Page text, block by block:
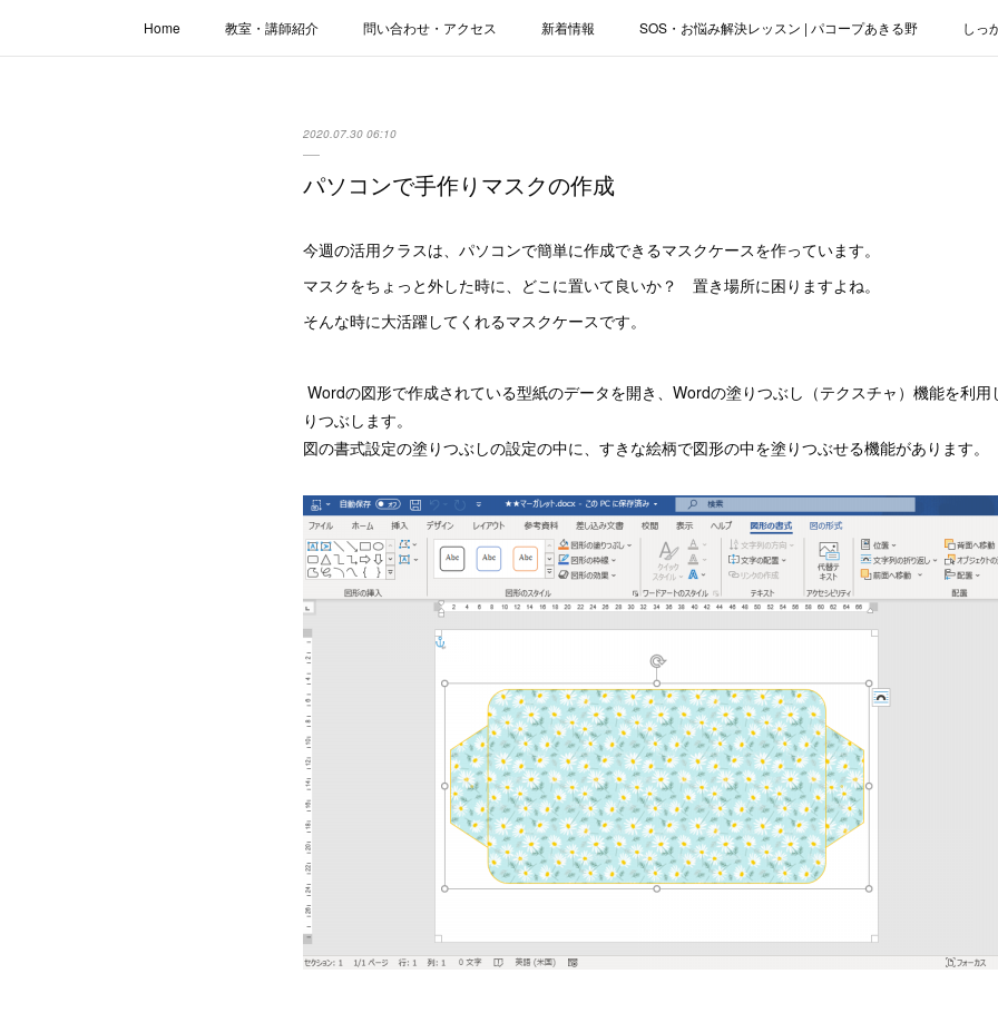
Home 教室・講師紹介 問い合わせ・アクセス 新着情報 SOS・お悩み解決レッスン | パコープあきる野 しっ
2020.07.30 06:10
パソコンで手作りマスクの作成
今週の活用クラスは、パソコンで簡単に作成できるマスクケースを作っています。
マスクをちょっと外した時に、どこに置いて良いか？ 置き場所に困りますよね。
そんな時に大活躍してくれるマスクケースです。
Wordの図形で作成されている型紙のデータを開き、Wordの塗りつぶし（テクスチャ）機能を利
りつぶします。
図の書式設定の塗りつぶしの設定の中に、すきな絵柄で図形の中を塗りつぶせる機能があります。